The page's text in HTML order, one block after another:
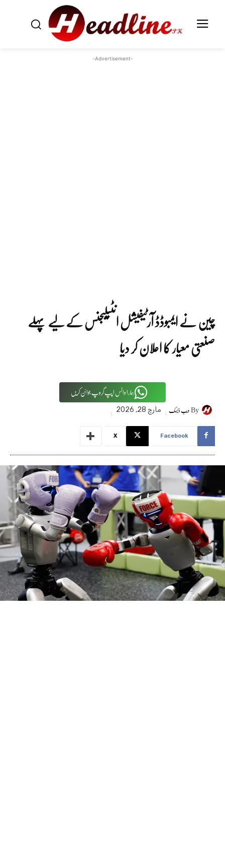
-Advertisement-
چین نے ایمبوڈڈ آرٹیفیشل انٹیلیجنس کے لیے پہلے
صنعتی معیار کا اعلان کر دیا
ہمارا واٹس اپپ گروپ جوائن کریں
Byویب ڈیسک مارچ 28, 2026
Facebook
X